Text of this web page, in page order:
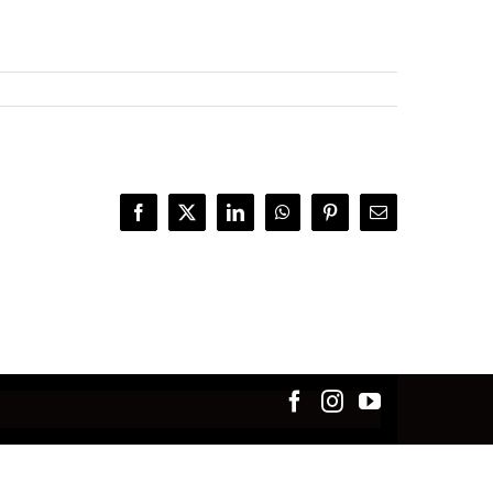
Facebook
X LinkedInWhatsAppPinterest
E-